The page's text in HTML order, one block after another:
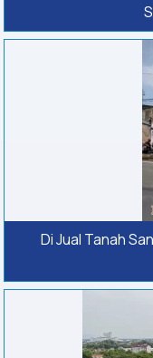
Di Jual Tanah